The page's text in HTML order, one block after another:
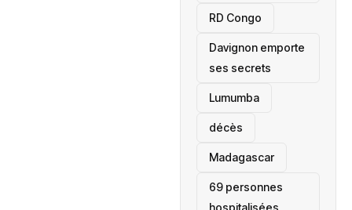
‎RD Congo
Davignon emporte
ses secrets
Lumumba
décès
‎Madagascar
69 personnes
hospitalisées